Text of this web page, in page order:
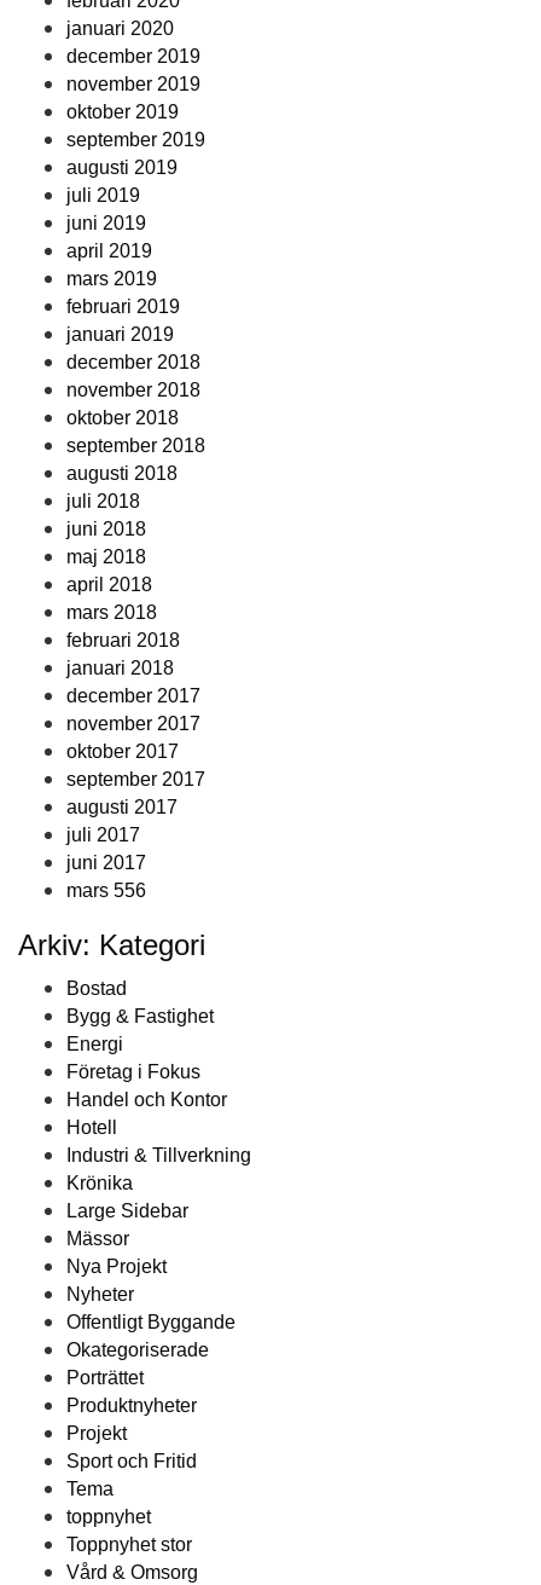
januari 2020
december 2019
november 2019
oktober 2019
september 2019
augusti 2019
juli 2019
juni 2019
april 2019
mars 2019
februari 2019
januari 2019
december 2018
november 2018
oktober 2018
september 2018
augusti 2018
juli 2018
juni 2018
maj 2018
april 2018
mars 2018
februari 2018
januari 2018
december 2017
november 2017
oktober 2017
september 2017
augusti 2017
juli 2017
juni 2017
mars 556
Arkiv: Kategori
Bostad
Bygg & Fastighet
Energi
Företag i Fokus
Handel och Kontor
Hotell
Industri & Tillverkning
Krönika
Large Sidebar
Mässor
Nya Projekt
Nyheter
Offentligt Byggande
Okategoriserade
Porträttet
Produktnyheter
Projekt
Sport och Fritid
Tema
toppnyhet
Toppnyhet stor
Vård & Omsorg